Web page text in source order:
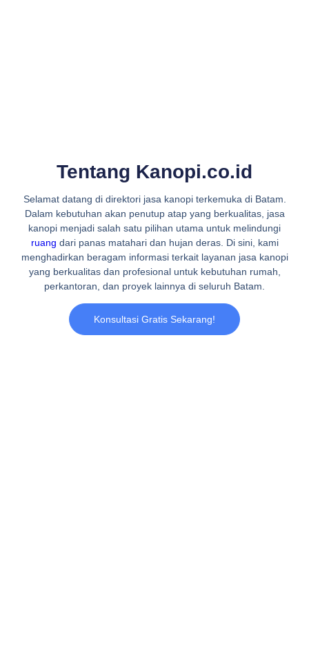
Tentang Kanopi.co.id
Selamat datang di direktori jasa kanopi terkemuka di Batam.
Dalam kebutuhan akan penutup atap yang berkualitas, jasa
kanopi menjadi salah satu pilihan utama untuk melindungi
ruang dari panas matahari dan hujan deras. Di sini, kami
menghadirkan beragam informasi terkait layanan jasa kanopi
yang berkualitas dan profesional untuk kebutuhan rumah,
perkantoran, dan proyek lainnya di seluruh Batam.
Konsultasi Gratis Sekarang!